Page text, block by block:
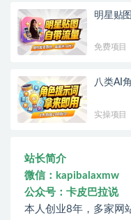
明星贴
免费项目
八类AI
实操项目
站长简介
微信：kapibalaxmw
公众号：卡皮巴拉说
本人创业8年，多家网